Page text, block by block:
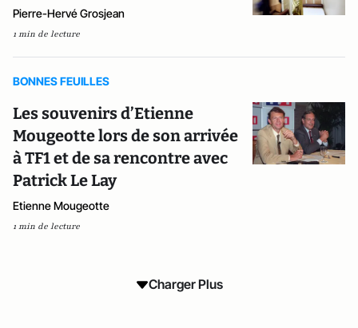
Pierre-Hervé Grosjean
1 min de lecture
BONNES FEUILLES
Les souvenirs d’Etienne
Mougeotte lors de son arrivée
à TF1 et de sa rencontre avec
Patrick Le Lay
Etienne Mougeotte
1 min de lecture
Charger Plus